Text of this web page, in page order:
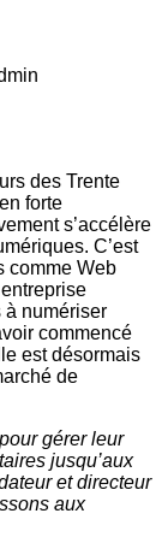
des Trente
forte
s’accélère
C’est
comme Web
à numériser
commencé
est désormais
de
gérer leur
jusqu’aux
et directeur
aux